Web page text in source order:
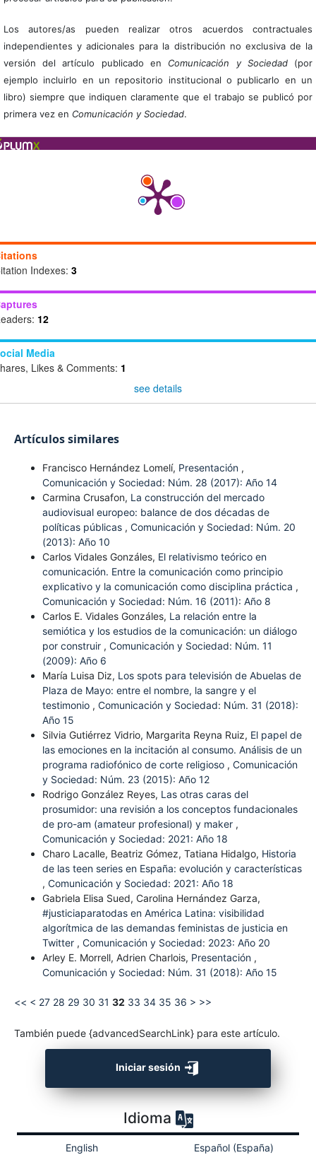
Los autores/as pueden realizar otros acuerdos contractuales
independientes y adicionales para la distribución no exclusiva de la
versión del artículo publicado en Comunicación y Sociedad(por
ejemplo incluirlo en un repositorio institucional o publicarlo en un
libro) siempre que indiquen claramente que el trabajo se publicó por
primera vez en Comunicación y Sociedad.
Indexes: 3
12
Media
Likes & Comments: 1
see details
Artículos similares
Francisco Hernández Lomelí, Presentación ,
Comunicación y Sociedad: Núm. 28 (2017): Año 14
Carmina Crusafon, La construcción del mercado
audiovisual europeo: balance de dos décadas de
políticas públicas , Comunicación y Sociedad: Núm. 20
(2013): Año 10
Carlos Vidales Gonzáles, El relativismo teórico en
comunicación. Entre la comunicación como principio
explicativo y la comunicación como disciplina práctica ,
Comunicación y Sociedad: Núm. 16 (2011): Año 8
Carlos E. Vidales Gonzáles, La relación entre la
semiótica y los estudios de la comunicación: un diálogo
por construir , Comunicación y Sociedad: Núm. 11
(2009): Año 6
María Luisa Diz, Los spots para televisión de Abuelas de
Plaza de Mayo: entre el nombre, la sangre y el
testimonio , Comunicación y Sociedad: Núm. 31 (2018):
Año 15
Silvia Gutiérrez Vidrio, Margarita Reyna Ruiz, El papel de
las emociones en la incitación al consumo. Análisis de un
programa radiofónico de corte religioso , Comunicación
y Sociedad: Núm. 23 (2015): Año 12
Rodrigo González Reyes, Las otras caras del
prosumidor: una revisión a los conceptos fundacionales
de pro-am (amateur profesional) y maker ,
Comunicación y Sociedad: 2021: Año 18
Charo Lacalle, Beatriz Gómez, Tatiana Hidalgo, Historia
de las teen series en España: evolución y características
, Comunicación y Sociedad: 2021: Año 18
Gabriela Elisa Sued, Carolina Hernández Garza,
#justiciaparatodas en América Latina: visibilidad
algorítmica de las demandas feministas de justicia en
Twitter , Comunicación y Sociedad: 2023: Año 20
Arley E. Morrell, Adrien Charlois, Presentación ,
Comunicación y Sociedad: Núm. 31 (2018): Año 15
<< < 27 28 29 30 31 32 33 34 35 36 > >>
También puede {advancedSearchLink} para este artículo.
Iniciar sesión
Idioma
English Español (España)